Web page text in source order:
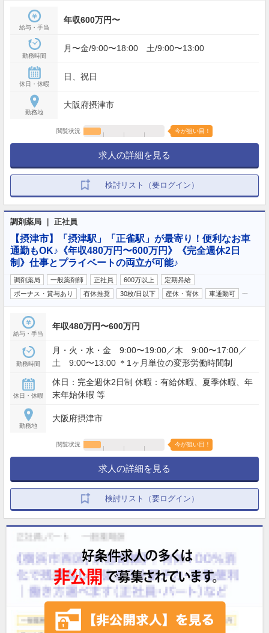
給与・手当
年収600万円〜
勤務時間
月〜金/9:00〜18:00 土/9:00〜13:00
休日・休暇
日、祝日
勤務地
大阪府摂津市
閲覧状況 今が狙い目！
求人の詳細を見る
検討リスト（要ログイン）
調剤薬局 ｜ 正社員
【摂津市】「摂津駅」「正雀駅」が最寄り！便利なお車
通勤もOK♪《年収480万円〜600万円》《完全週休2日
制》仕事とプライベートの両立が可能♪
調剤薬局 一般薬剤師 正社員 600万以上
定期昇給
ボーナス・賞与あり
有休推奨 30枚/日以下 産休・育休 車通勤可
給与・手当
年収480万円〜600万円
勤務時間
月・火・水・金 9:00〜19:00／木 9:00〜17:00／
土 9:00〜13:00 ＊1ヶ月単位の変形労働時間制
休日・休暇
休日：完全週休2日制 休暇：有給休暇、夏季休暇、年
末年始休暇 等
勤務地
大阪府摂津市
閲覧状況 今が狙い目！
求人の詳細を見る
検討リスト（要ログイン）